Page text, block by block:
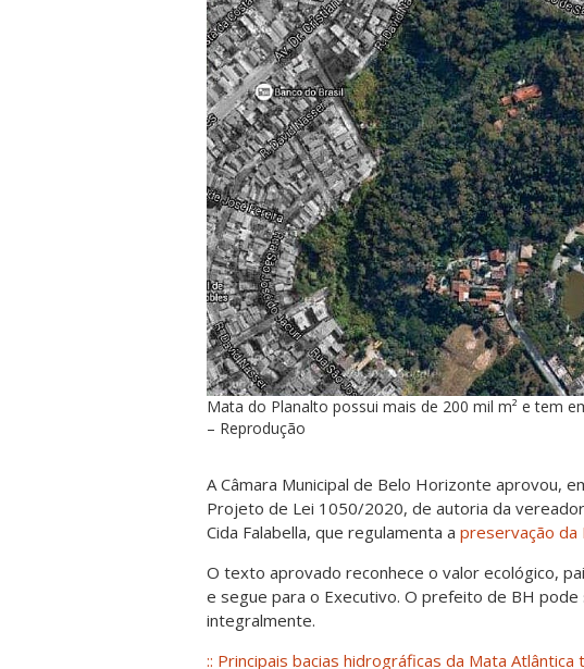
Mata do Planalto possui mais de 200 mil m² e tem
– Reprodução
A Câmara Municipal de Belo Horizonte aprovou,
Projeto de Lei 1050/2020, de autoria da
Cida Falabella, que regulamenta a preservação da
O texto aprovado reconhece o valor ecológico,
e segue para o Executivo. O prefeito de BH pode
integralmente.
:: Principais bacias hidrográficas da Mata